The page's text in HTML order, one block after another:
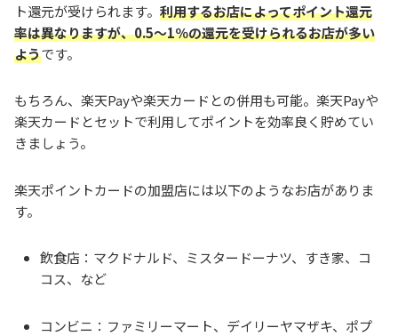
ト還元が受けられます。 利用するお店によってポイント還元
率は異なりますが、0.5～1％の還元を受けられるお店が多い
ようです。
もちろん、楽天Payや楽天カードとの併用も可能。楽天Payや
楽天カードとセットで利用してポイントを効率良く貯めてい
きましょう。
楽天ポイントカードの加盟店には以下のようなお店がありま
す。
飲食店：マクドナルド、ミスタードーナツ、すき家、コ
コス、など
コンビニ：ファミリーマート、デイリーヤマザキ、ポプ